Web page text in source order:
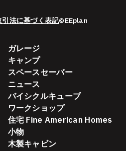
引法に基づく表記©EEplan
ガレージ
キャンプ
スペースセーバー
ニュース
バイシクルキューブ
ワークショップ
住宅 Fine American Homes
小物
木製キャビン